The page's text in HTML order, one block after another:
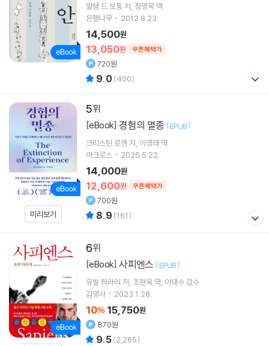
알랭 드 보통저 정영목 역
은행나무
2012.8.23.
13,050원 쿠폰혜택가
14,500원
720원
9.0 (400)
5
미리보기
[eBook] 경험의 멸종 [ EPUB]
크리스틴 로젠 저 이영래 역
어크로스
2025.5.22.
12,600원 쿠폰혜택가
14,000원
700원
8.9 (161)
6
[eBook] 사피엔스 [ EPUB]
유발 하라리 저 조현욱 역 이태수감수
김영사
2023.1.28.
10% 15,750원
870원
9.5(2,265)